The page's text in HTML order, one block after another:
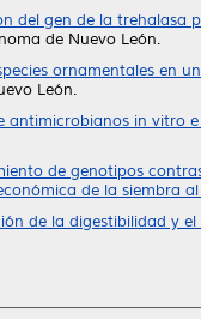
del gen de la trehalasa
de Nuevo León.
ornamentales en
León.
antimicrobianos in vitro
de genotipos
de la siembra
de la digestibilidad y